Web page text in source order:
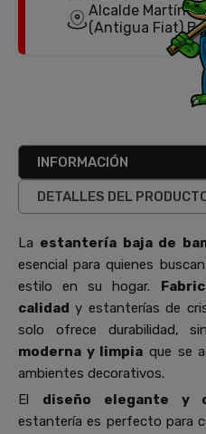
Alcalde Martín
(Antigua Fiat)
INFORMACIÓN
DETALLES DEL
La estantería baja de
esencial para quienes
estilo en su hogar.
calidad y estanterías de
solo ofrece durabilidad,
moderna y limpia que se
ambientes decorativos.
El diseño elegante y
estantería es perfecto para